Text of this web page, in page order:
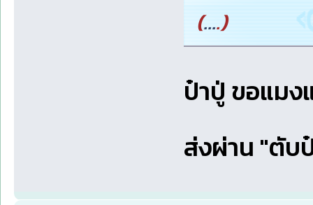
(....)
ป๋าปู่ ขอแม
ส่งผ่าน "ตับ